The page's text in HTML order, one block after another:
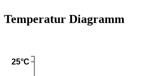
Temperatur Diagramm